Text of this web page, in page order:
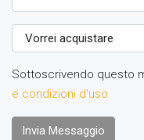
Sottoscrivendo questo
e condizioni d'uso
Invia Messaggio